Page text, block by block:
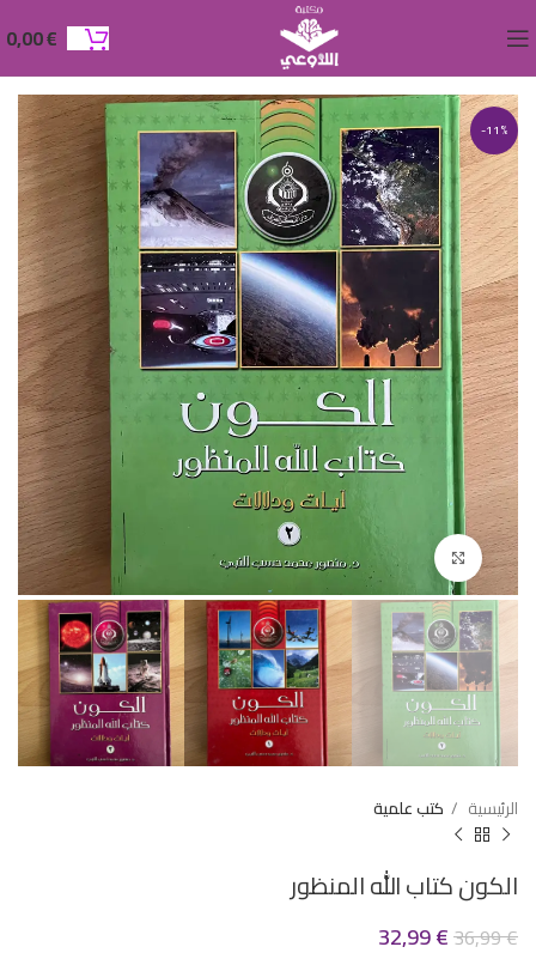
0,00€
-11%
Click to enlarge
الرئيسية كتب علمية
الكون كتاب الله المنظور
36,99€
32,99€